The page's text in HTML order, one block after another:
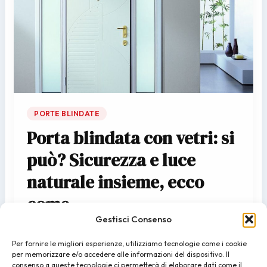
Gestisci Consenso
Per fornire le migliori esperienze, utilizziamo tecnologie come i cookie
per memorizzare e/o accedere alle informazioni del dispositivo. Il
consenso a queste tecnologie ci permetterà di elaborare dati come il
PORTE BLINDATE
Porta blindata con vetri: si
può? Sicurezza e luce
naturale insieme, ecco
come
È una delle domande che riceviamo più spesso dai